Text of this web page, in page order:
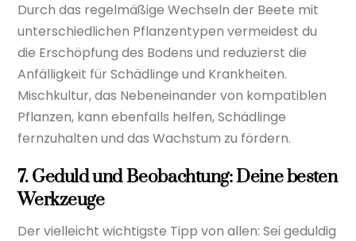
Durch das regelmäßige Wechseln der Beete mit
unterschiedlichen Pflanzentypen vermeidest du
die Erschöpfung des Bodens und reduzierst die
Anfälligkeit für Schädlinge und Krankheiten.
Mischkultur, das Nebeneinander von kompatiblen
Pflanzen, kann ebenfalls helfen, Schädlinge
fernzuhalten und das Wachstum zu fördern.
7. Geduld und Beobachtung: Deine besten
Werkzeuge
Der vielleicht wichtigste Tipp von allen: Sei geduldig